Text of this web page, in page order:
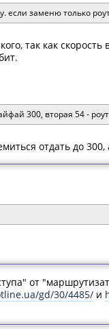
если заменю только
так как
300, вторая 54 -
отдать до
от
gd/30/4485/ и